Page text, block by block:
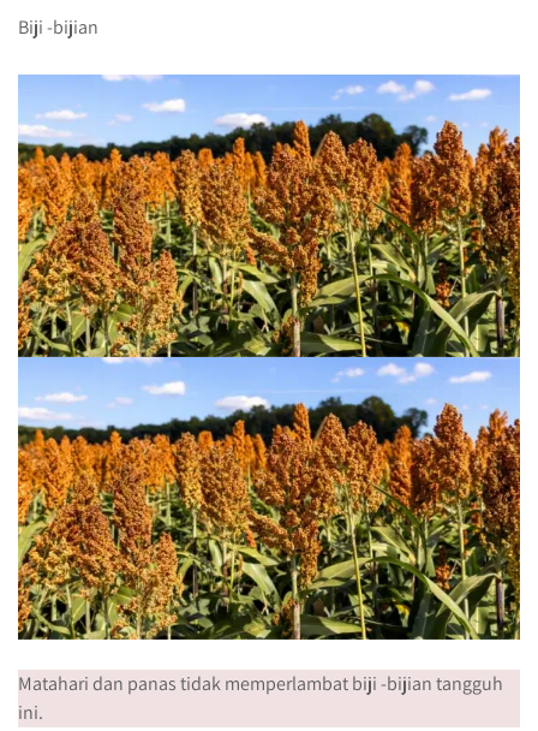
Biji -bijian
Matahari dan panas tidak memperlambat biji -bijian tangguh
ini.